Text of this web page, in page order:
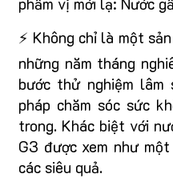
⚡ Không chỉ là một
những năm tháng
bước thử nghiệm lâm
pháp chăm sóc sức
trong. Khác biệt với
G3 được xem như
các siêu quả.